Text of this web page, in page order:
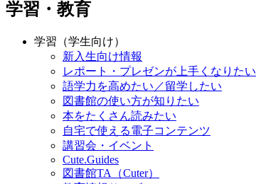
学習・教育
学習（学生向け）
新入生向け情報
レポート・プレゼンが上手くなりたい
語学力を高めたい／留学したい
図書館の使い方が知りたい
本をたくさん読みたい
自宅で使える電子コンテンツ
講習会・イベント
Cute.Guides
図書館TA（Cuter）